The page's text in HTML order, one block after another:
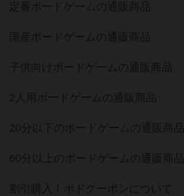
定番ボードゲームの通販商品
国産ボードゲームの通販商品
子供向けボードゲームの通販商品
2人用ボードゲームの通販商品
20分以下のボードゲームの通販商品
60分以上のボードゲームの通販商品
割引購入！ボドクーポンについて